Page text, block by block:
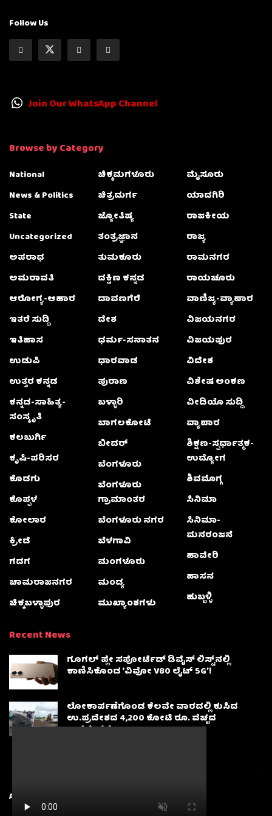
Follow Us
Join Our WhatsApp Channel
Browse by Category
National
News & Politics
State
Uncategorized
ಅಪರಾಧ
ಅಮರಾವತಿ
ಆರೋಗ್ಯ-ಆಹಾರ
ಇತರೆ ಸುದ್ದಿ
ಇತಿಹಾಸ
ಉಡುಪಿ
ಉತ್ತರ ಕನ್ನಡ
ಕನ್ನಡ-ಸಾಹಿತ್ಯ-
ಸಂಸ್ಕೃತಿ
ಕಲಬುರ್ಗಿ
ಕೃಷಿ-ಪರಿಸರ
ಕೊಡಗು
ಕೊಪ್ಪಳ
ಕೋಲಾರ
ಕ್ರೀಡೆ
ಗದಗ
ಚಾಮರಾಜನಗರ
ಚಿಕ್ಕಬಳ್ಳಾಫುರ
ಚಿಕ್ಕಮಗಳೂರು
ಚಿತ್ರದುರ್ಗ
ಜ್ಯೋತಿಷ್ಯ
ತಂತ್ರಜ್ಞಾನ
ತುಮಕೂರು
ದಕ್ಷಿಣ ಕನ್ನಡ
ದಾವಣಗೆರೆ
ದೇಶ
ಧರ್ಮ-ಸನಾತನ
ಧಾರವಾಡ
ಪುರಾಣ
ಬಳ್ಳಾರಿ
ಬಾಗಲಕೋಟೆ
ಬೀದರ್
ಬೆಂಗಳೂರು
ಬೆಂಗಳೂರು
ಗ್ರಾಮಾಂತರ
ಬೆಂಗಳೂರು ನಗರ
ಬೆಳಗಾವಿ
ಮಂಗಳೂರು
ಮಂಡ್ಯ
ಮುಖ್ಯಾಂಶಗಳು
ಮೈಸೂರು
ಯಾದಗಿರಿ
ರಾಜಕೀಯ
ರಾಜ್ಯ
ರಾಮನಗರ
ರಾಯಚೂರು
ವಾಣಿಜ್ಯ-ವ್ಯಾಪಾರ
ವಿಜಯನಗರ
ವಿಜಯಪುರ
ವಿದೇಶ
ವಿಶೇಷ ಅಂಕಣ
ವೀಡಿಯೊ ಸುದ್ದಿ
ವ್ಯಾಪಾರ
ಶಿಕ್ಷಣ-ಸ್ಪರ್ಧಾತ್ಮಕ-
ಉದ್ಯೋಗ
ಶಿವಮೊಗ್ಗ
ಸಿನಿಮಾ
ಸಿನಿಮಾ-
ಮನರಂಜನೆ
ಹಾವೇರಿ
ಹಾಸನ
ಹುಬ್ಬಳ್ಳಿ
Recent News
ಗೂಗಲ್ ಪ್ಲೇ ಸಪೋರ್ಟೆಡ್ ಡಿವೈಸ್ ಲಿಸ್ಟ್‌ನಲ್ಲಿ
ಕಾಣಿಸಿಕೊಂಡ ‘ವಿವೋ V80 ಲೈಟ್ 5G’!
ಲೋಕಾರ್ಪಣೆಗೊಂಡ ಕೆಲವೇ ವಾರದಲ್ಲಿ ಕುಸಿದ
ಉ.ಪ್ರದೇಶದ 4,200 ಕೋಟಿ ರೂ. ವೆಚ್ಚದ
ಎಕ್ಸ್‌ಪ್ರೆಸ್‌ವೇ
About